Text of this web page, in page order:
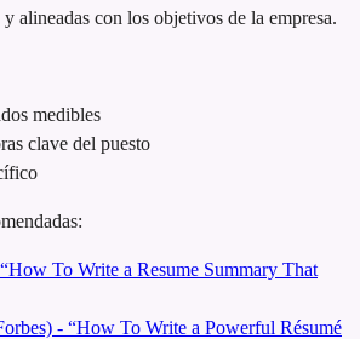
alineadas con los objetivos de la empresa.
medibles
clave del puesto
To Write a Resume Summary That
- “How To Write a Powerful Résumé